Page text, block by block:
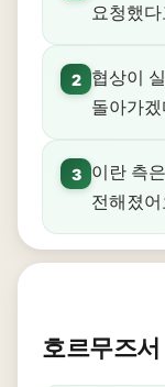
요청했
2
협상이
돌아가
3
이란 측
전해졌
호르무즈